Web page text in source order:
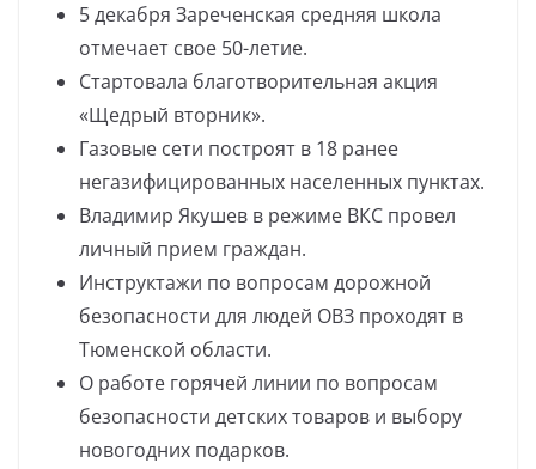
5 декабря Зареченская средняя школа
отмечает свое 50-летие.
Стартовала благотворительная акция
«Щедрый вторник».
Газовые сети построят в 18 ранее
негазифицированных населенных пунктах.
Владимир Якушев в режиме ВКС провел
личный прием граждан.
Инструктажи по вопросам дорожной
безопасности для людей ОВЗ проходят в
Тюменской области.
О работе горячей линии по вопросам
безопасности детских товаров и выбору
новогодних подарков.